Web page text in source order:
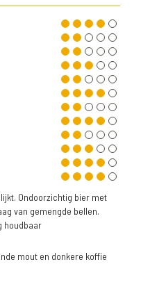
Ondoorzichtig bier met
van gemengde bellen.
houdbaar
mout en donkere koffie